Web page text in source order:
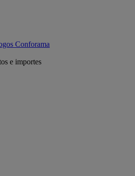
Conforama
e importes